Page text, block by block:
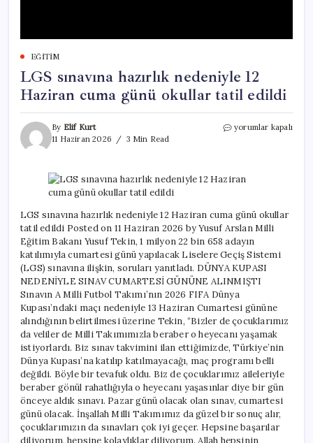
EĞITIM
LGS sınavına hazırlık nedeniyle 12
Haziran cuma günü okullar tatil edildi
By Elif Kurt
11 Haziran 2026
3 Min Read
LGS
günü
okullar
tatil
edildi
için
yorumlar kapalı
LGS sınavına hazırlık nedeniyle 12 Haziran cuma günü okullar
tatil edildi Posted on 11 Haziran 2026 by Yusuf Arslan Milli
Eğitim Bakanı Yusuf Tekin, 1 milyon 22 bin 658 adayın
katılımıyla cumartesi günü yapılacak Liselere Geçiş Sistemi
(LGS) sınavına ilişkin, soruları yanıtladı. DÜNYA KUPASI
NEDENİYLE SINAV CUMARTESİ GÜNÜNE ALINMIŞTI
Sınavın A Milli Futbol Takımı’nın 2026 FIFA Dünya
Kupası’ndaki maçı nedeniyle 13 Haziran Cumartesi gününe
alındığının belirtilmesi üzerine Tekin, “Bizler de çocuklarımız
da veliler de Milli Takımımızla beraber o heyecanı yaşamak
istiyorlardı. Biz sınav takvimini ilan ettiğimizde, Türkiye’nin
Dünya Kupası’na katılıp katılmayacağı, maç programı belli
değildi. Böyle bir tevafuk oldu. Biz de çocuklarımız aileleriyle
beraber gönül rahatlığıyla o heyecanı yaşasınlar diye bir gün
önceye aldık sınavı. Pazar günü olacak olan sınav, cumartesi
günü olacak. İnşallah Milli Takımımız da güzel bir sonuç alır,
çocuklarımızın da sınavları çok iyi geçer. Hepsine başarılar
diliyorum, hepsine kolaylıklar diliyorum. Allah hepsinin